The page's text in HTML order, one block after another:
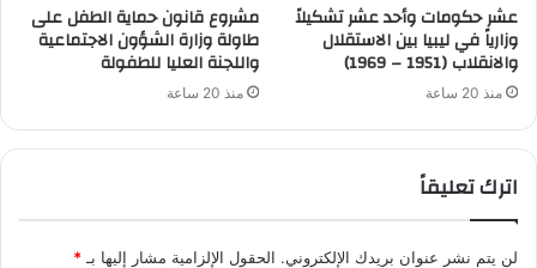
عشر حكومات وأحد عشر تشكيلاً
وزارياً في ليبيا بين الاستقلال
والانقلاب (1951 – 1969)
منذ 20 ساعة
مشروع قانون حماية الطفل على
طاولة وزارة الشؤون الاجتماعية
واللجنة العليا للطفولة
منذ 20 ساعة
اترك تعليقاً
لن يتم نشر عنوان بريدك الإلكتروني. الحقول الإلزامية مشار إليها بـ *